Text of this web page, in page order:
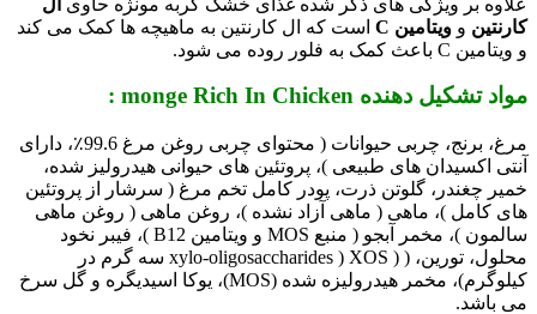
کارنتین و ویتامین C
است که ال کارنتین به ماهیچه ها کمک می کند
و ویتامین C باعث کمک به فلور روده می شود.
مواد تشکیل دهنده monge Rich In Chicken :
مرغ، برنج، چربی حیوانات ( محتوای چربی روغن مرغ 99.6٪، دارای
آنتی اکسیدان های طبیعی )، پروتئین های حیوانی هیدرولیز شده،
خمیر چغندر، گلوتن ذرت، پودر کامل تخم مرغ ( سرشار از پروتئین
های کامل )، ماهی ( ماهی آزاد نشده )، روغن ماهی ( روغن ماهی
سالمون )، مخمر آبجو ( منبع MOS و ویتامین B12 )، فیبر نخود
محلول، تورین، ( ( XOS ( xylo-oligosaccharides سه گرم در
کیلوگرم)،
مخمر هیدرولیزه شده (MOS)، یوکا اسیدیگره و گل سرخ
می باشد.